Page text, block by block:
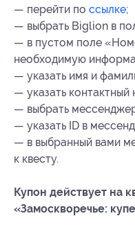
— перейти по ссылке;
— выбрать Biglion в
— в пустом поле
необходимую
— указать имя и
— указать
— выбрать
— указать ID в
— в выбранный вами
к квесту.
Купон действует на
«Замоскворечье: